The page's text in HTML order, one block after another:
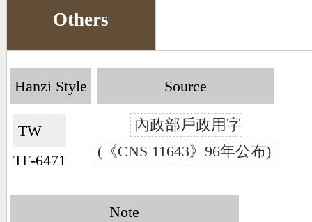
Others
Hanzi Style
TW🇹🇼
TF-6471
Source
內政部戶政用字
(《CNS 11643》96年公布)
Note